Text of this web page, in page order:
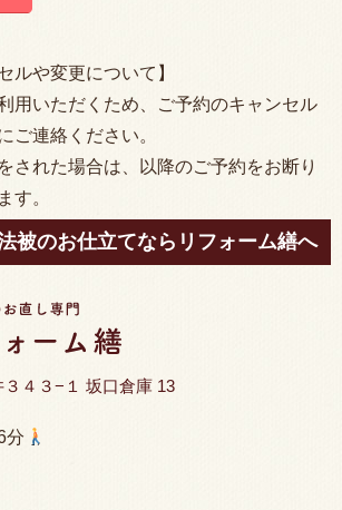
ルや変更について】
用いただくため、ご予約のキャンセル
ご連絡ください。
された場合は、以降のご予約をお断り
す。
被のお仕立てならリフォーム繕へ
４３−１ 坂口倉庫 13
分